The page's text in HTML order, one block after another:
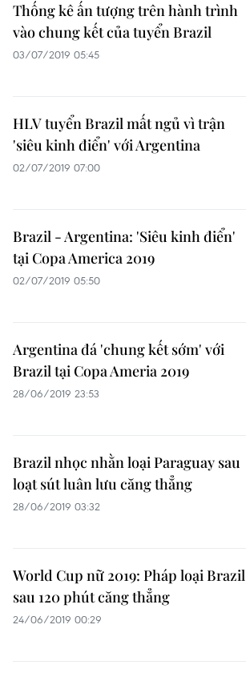
Thống kê ấn tượng trên hành trình
vào chung kết của tuyển Brazil
03/07/2019 05:45
HLV tuyển Brazil mất ngủ vì trận
'siêu kinh điển' với Argentina
02/07/2019 07:00
Brazil - Argentina: 'Siêu kinh điển'
tại Copa America 2019
02/07/2019 05:50
Argentina đá 'chung kết sớm' với
Brazil tại Copa Ameria 2019
28/06/2019 23:53
Brazil nhọc nhằn loại Paraguay sau
loạt sút luân lưu căng thẳng
28/06/2019 03:32
World Cup nữ 2019: Pháp loại Brazil
sau 120 phút căng thẳng
24/06/2019 00:29